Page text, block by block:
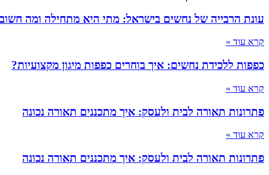
עונת הרבייה של נחשים בישראל: מתי היא מתחילה ומה
קרא עוד »
כפפות ללכידת נחשים: איך בוחרים כפפות מיגון מקצועיות?
קרא עוד »
פתרונות תאורה לבית ולעסק: איך מתכננים תאורה נכונה
קרא עוד »
פתרונות תאורה לבית ולעסק: איך מתכננים תאורה נכונה